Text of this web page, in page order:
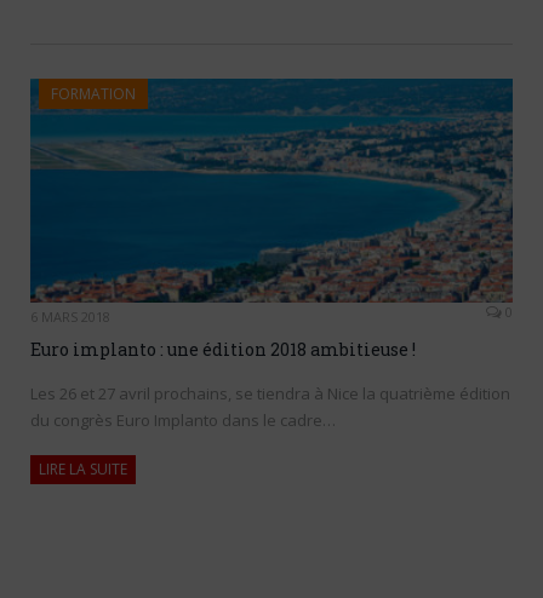
FORMATION
6 MARS 2018 0
Euro implanto : une édition 2018 ambitieuse !
Les 26 et 27 avril prochains, se tiendra à Nice la quatrième édition
du congrès Euro Implanto dans le cadre…
LIRE LA SUITE